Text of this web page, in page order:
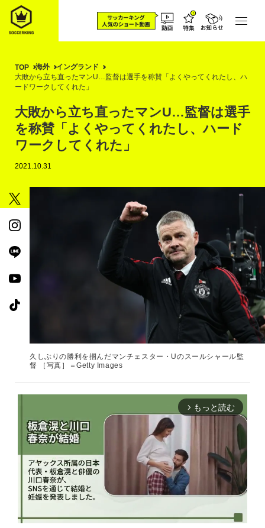
TOP 海外
イングランド
大敗から立ち直ったマンU…監督は選手を称賛「よくやってくれたし、ハ
ードワークしてくれた」
大敗から立ち直ったマンU…監督は選手
を称賛「よくやってくれたし、ハード
ワークしてくれた」
2021.10.31
久しぶりの勝利を掴んだマンチェスター・Uのスールシャール監
督 ［写真］＝Getty Images
arrow_forward_ios もっと読む